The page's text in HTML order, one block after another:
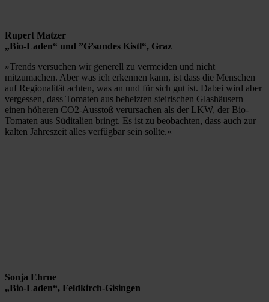
Rupert Matzer
„Bio-Laden“ und ”G’sundes Kistl“, Graz
»Trends versuchen wir generell zu vermeiden und nicht
mitzumachen. Aber was ich erkennen kann, ist dass die Menschen
auf Regionalität achten, was an und für sich gut ist. Dabei wird aber
vergessen, dass Tomaten aus beheizten steirischen Glashäusern
einen höheren CO2-Ausstoß verursachen als der LKW, der Bio-
Tomaten aus Süditalien bringt. Es ist zu beobachten, dass auch zur
kalten Jahreszeit alles verfügbar sein sollte.«
Sonja Ehrne
„Bio-Laden“, Feldkirch-Gisingen